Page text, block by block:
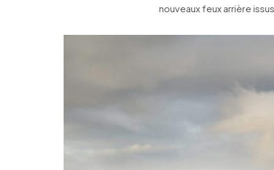
nouveaux feux arrière